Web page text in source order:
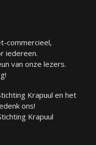
commercieel,
iedereen.
van onze lezers.
Krapuul en het
ons!
Krapuul